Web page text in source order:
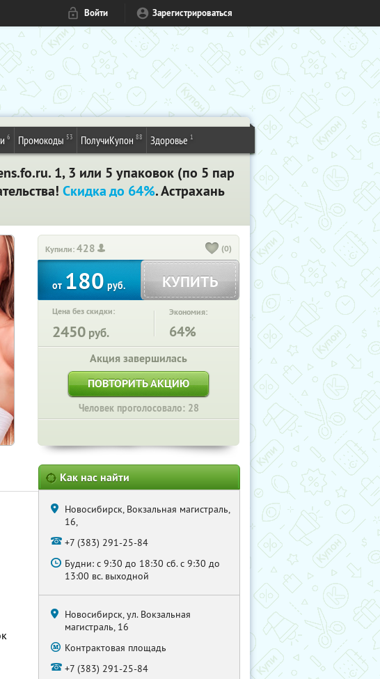
Войти Зарегистрироваться
6 Промокоды 53 ПолучиКупон 88 Здоровье 1
1, 3 или 5 упаковок (по 5 пар
Скидка до 64%. Астрахань
Купили:428 (0)
от180руб. КУПИТЬ
Цена без скидки:
2450 руб.
Экономия:
64%
Акция завершилась
ПОВТОРИТЬ АКЦИЮ
Человек проголосовало: 28
Как нас найти
Новосибирск, Вокзальная магистраль,
16,
+7 (383) 291-25-84
Будни: с 9:30 до 18:30 сб. с 9:30 до
13:00 вс. выходной
Новосибирск, ул. Вокзальная
магистраль, 16
Контрактовая площадь
+7 (383) 291-25-84